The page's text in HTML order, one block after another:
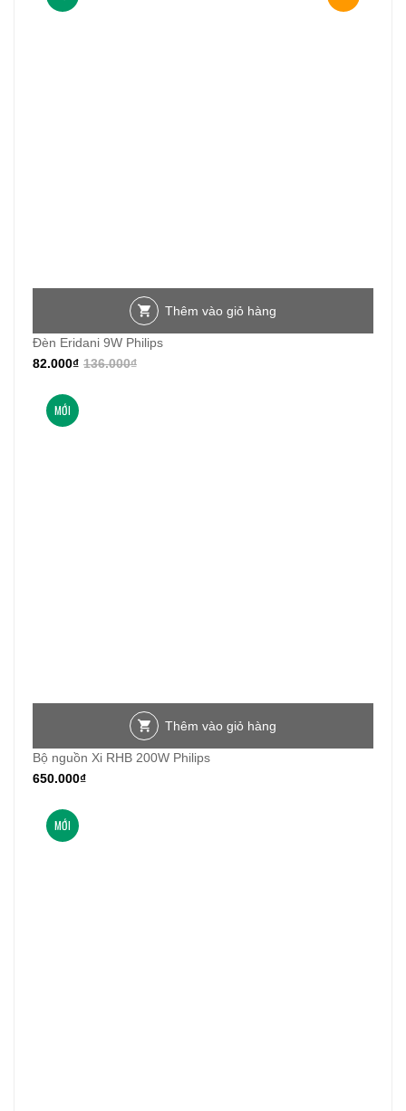
Thêm vào giỏ hàng
Đèn Eridani 9W Philips
136.000₫
82.000₫
MỚI
Thêm vào giỏ hàng
Bộ nguồn Xi RHB 200W Philips
650.000₫
MỚI